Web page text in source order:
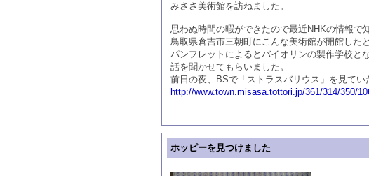
みささ美術館を訪ねました。
思わぬ時間の暇ができたので最近NHKの情報で
鳥取県倉吉市三朝町にこんな美術館が開館した
パンフレットによるとバイオリンの製作学校と
話を聞かせてもらいました。
前日の夜、BSで「ストラスバリウス」を見てい
http://www.town.misasa.tottori.jp/361/314/350/
ホッピーを見つけました